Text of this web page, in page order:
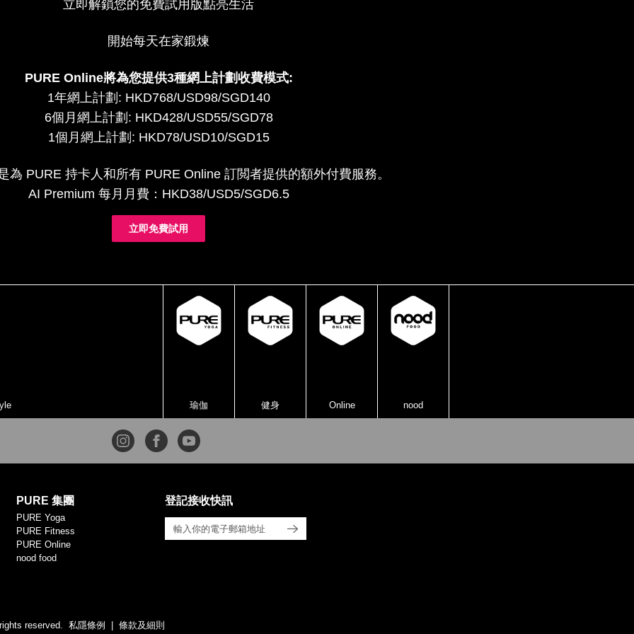
立即解鎖您的免費試用版點亮生活
開始每天在家鍛煉
PURE Online將為您提供3種網上計劃收費模式:
1年網上計劃: HKD768/USD98/SGD140
6個月網上計劃: HKD428/USD55/SGD78
1個月網上計劃: HKD78/USD10/SGD15
為 PURE 持卡人和所有 PURE Online 訂閲者提供的額外付費服務。
AI Premium 每月月費：HKD38/USD5/SGD6.5
立即免費試用
瑜伽 健身 Online nood
PURE 集團
PURE Yoga
PURE Fitness
PURE Online
nood food
登記接收快訊
reserved. 私隱條例 條款及細則